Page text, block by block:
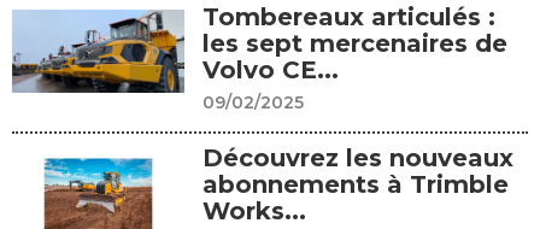
Tombereaux articulés :
les sept mercenaires de
Volvo CE...
09/02/2025
Découvrez les nouveaux
abonnements à Trimble
Works...